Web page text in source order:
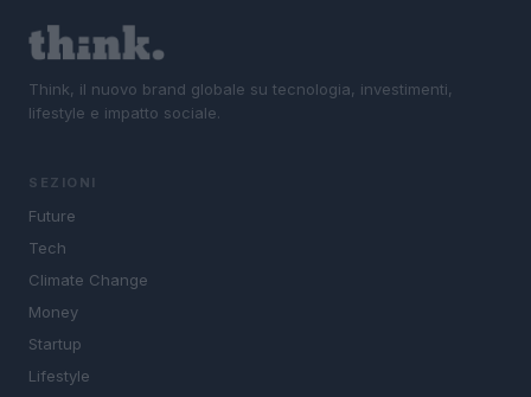
Think, il nuovo brand globale su tecnologia, investimenti,
lifestyle e impatto sociale.
SEZIONI
Future
Tech
Climate Change
Money
Startup
Lifestyle